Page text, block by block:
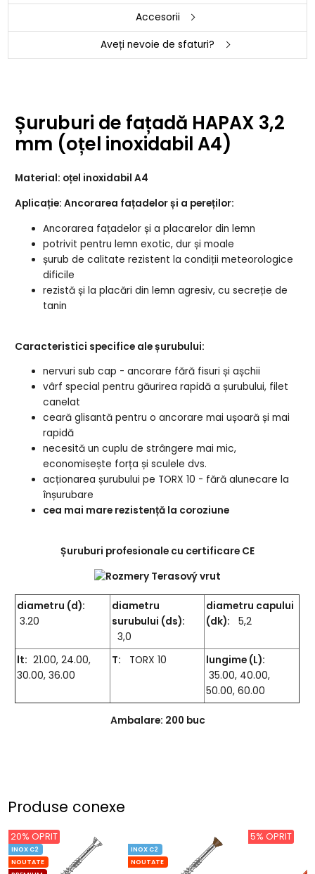
Accesorii
Aveți nevoie de sfaturi?
Șuruburi de fațadă HAPAX 3,2
mm (oțel inoxidabil A4)
Material: oțel inoxidabil A4
Aplicație: Ancorarea fațadelor și a pereților:
Ancorarea fațadelor și a placarelor din lemn
potrivit pentru lemn exotic, dur și moale
șurub de calitate rezistent la condiții meteorologice
dificile
rezistă și la placări din lemn agresiv, cu secreție de
tanin
Caracteristici specifice ale șurubului:
nervuri sub cap - ancorare fără fisuri și așchii
vârf special pentru găurirea rapidă a șurubului, filet
canelat
ceară glisantă pentru o ancorare mai ușoară și mai
rapidă
necesită un cuplu de strângere mai mic,
economisește forța și sculele dvs.
acționarea șurubului pe TORX 10 - fără alunecare la
înșurubare
cea mai mare rezistență la coroziune
Șuruburi profesionale cu certificare CE
diametru (d):
3.20
diametru
surubului (ds):
3,0
diametru capului
(dk): 5,2
lt: 21.00, 24.00,
30.00, 36.00
T: TORX 10
lungime (L):
35.00, 40.00,
50.00, 60.00
Ambalare: 200 buc
Produse conexe
INOX C2
NOUTATE
20% OPRIT
INOX C2
NOUTATE
5% OPRIT